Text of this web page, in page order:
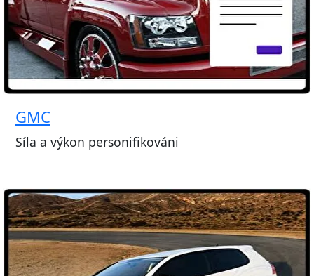
GMC
Síla a výkon personifikováni